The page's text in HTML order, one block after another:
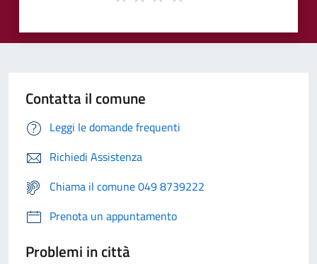
Contatta il comune
Leggi le domande frequenti
Richiedi Assistenza
Chiama il comune 049 8739222
Prenota un appuntamento
Problemi in città